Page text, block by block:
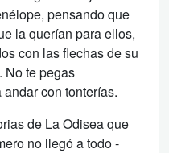
pensando que
la querían para ellos,
con las flechas de su
No te pegas
con tonterías.
de La Odisea que
no llegó a todo -